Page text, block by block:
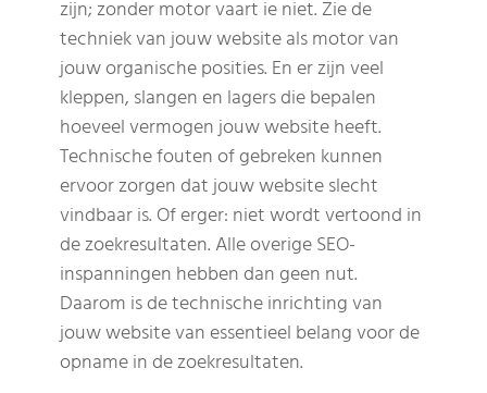
zijn; zonder motor vaart ie niet. Zie de
techniek van jouw website als motor van
jouw organische posities. En er zijn veel
kleppen, slangen en lagers die bepalen
hoeveel vermogen jouw website heeft.
Technische fouten of gebreken kunnen
ervoor zorgen dat jouw website slecht
vindbaar is. Of erger: niet wordt vertoond in
de zoekresultaten. Alle overige SEO-
inspanningen hebben dan geen nut.
Daarom is de technische inrichting van
jouw website van essentieel belang voor de
opname in de zoekresultaten.